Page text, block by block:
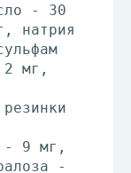
- 30
натрия
мг,
- 9 мг,
-